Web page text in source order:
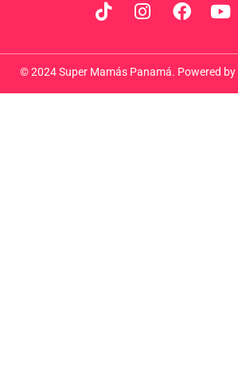
© 2024 Super Mamás Panamá. Powered by